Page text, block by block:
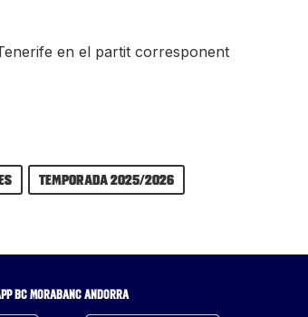
en el partit corresponent
Temporada 2025/2026
BC MORABANC ANDORRA